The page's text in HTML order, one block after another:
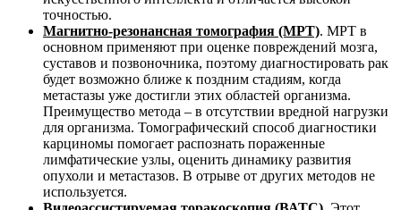
точностью.
Магнитно-резонансная томография (МРТ). МРТ в
основном применяют при оценке повреждений мозга,
суставов и позвоночника, поэтому диагностировать рак
будет возможно ближе к поздним стадиям, когда
метастазы уже достигли этих областей организма.
Преимущество метода – в отсутствии вредной нагрузки
для организма. Томографический способ диагностики
карциномы помогает распознать пораженные
лимфатические узлы, оценить динамику развития
опухоли и метастазов. В отрыве от других методов не
используется.